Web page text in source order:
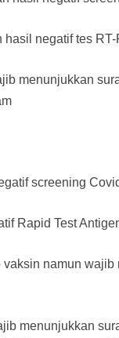
negatif tes
menunjukkan
screening
Rapid Test
namun
menunjukkan